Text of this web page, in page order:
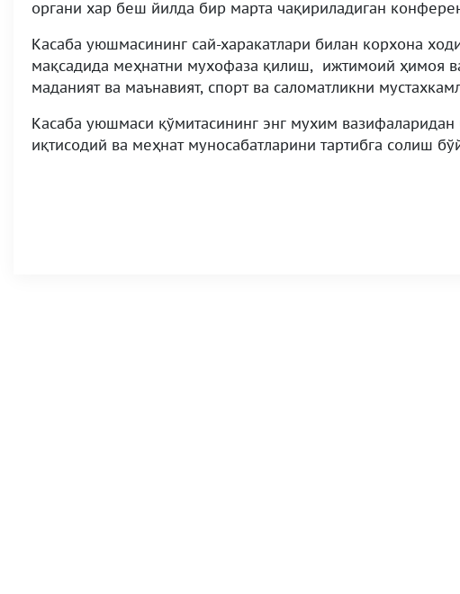
органи хар беш йилда бир марта чақириладиган
Касаба уюшмасининг сай-харакатлари билан корхона
мақсадида меҳнатни мухофаза қилиш, ижтимоий ҳимоя
маданият ва маънавият, спорт ва саломатликни
Касаба уюшмаси қўмитасининг энг мухим
иқтисодий ва меҳнат муносабатларини тартибга солиш